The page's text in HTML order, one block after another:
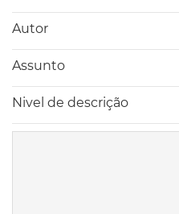
Autor
Assunto
Nivel de descrição